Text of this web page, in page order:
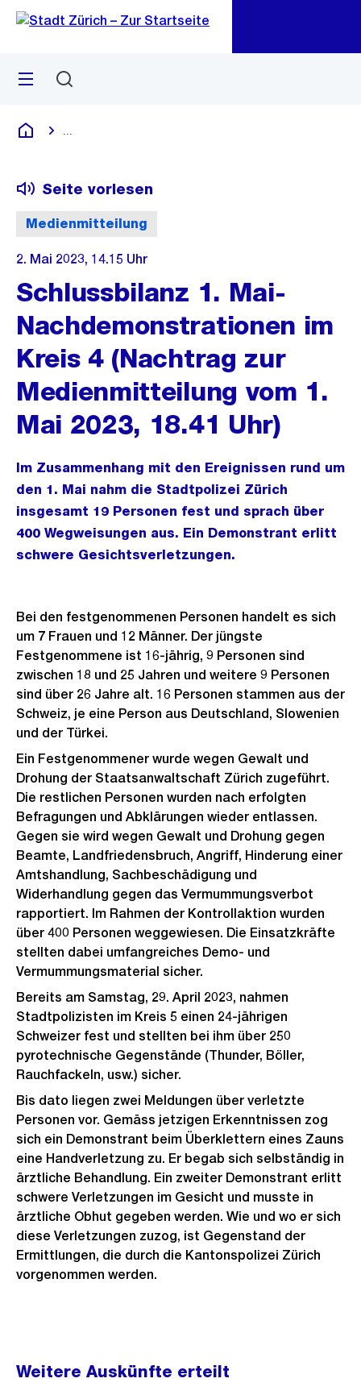
Navigation
Sprunglink
Menü
Deutsch
Medienmitteilung
Seite vorlesen
2. Mai 2023, 14.15 Uhr
Schlussbilanz 1. Mai-
Nachdemonstrationen im
Kreis 4 (Nachtrag zur
Medienmitteilung vom 1.
Mai 2023, 18.41 Uhr)
Im Zusammenhang mit den Ereignissen rund um
den 1. Mai nahm die Stadtpolizei Zürich
insgesamt 19 Personen fest und sprach über
400 Wegweisungen aus. Ein Demonstrant erlitt
schwere Gesichtsverletzungen.
Bei den festgenommenen Personen handelt es sich
um 7 Frauen und 12 Männer. Der jüngste
Festgenommene ist 16-jährig, 9 Personen sind
zwischen 18 und 25 Jahren und weitere 9 Personen
sind über 26 Jahre alt. 16 Personen stammen aus der
Schweiz, je eine Person aus Deutschland, Slowenien
und der Türkei.
Ein Festgenommener wurde wegen Gewalt und
Drohung der Staatsanwaltschaft Zürich zugeführt.
Die restlichen Personen wurden nach erfolgten
Befragungen und Abklärungen wieder entlassen.
Gegen sie wird wegen Gewalt und Drohung gegen
Beamte, Landfriedensbruch, Angriff, Hinderung einer
Amtshandlung, Sachbeschädigung und
Widerhandlung gegen das Vermummungsverbot
rapportiert. Im Rahmen der Kontrollaktion wurden
über 400 Personen weggewiesen. Die Einsatzkräfte
stellten dabei umfangreiches Demo- und
Vermummungsmaterial sicher.
Bereits am Samstag, 29. April 2023, nahmen
Stadtpolizisten im Kreis 5 einen 24-jährigen
Schweizer fest und stellten bei ihm über 250
pyrotechnische Gegenstände (Thunder, Böller,
Rauchfackeln, usw.) sicher.
Bis dato liegen zwei Meldungen über verletzte
Personen vor. Gemäss jetzigen Erkenntnissen zog
sich ein Demonstrant beim Überklettern eines Zauns
eine Handverletzung zu. Er begab sich selbständig in
ärztliche Behandlung. Ein zweiter Demonstrant erlitt
schwere Verletzungen im Gesicht und musste in
ärztliche Obhut gegeben werden. Wie und wo er sich
diese Verletzungen zuzog, ist Gegenstand der
Ermittlungen, die durch die Kantonspolizei Zürich
vorgenommen werden.
Weitere
Informationen
Weitere Auskünfte erteilt